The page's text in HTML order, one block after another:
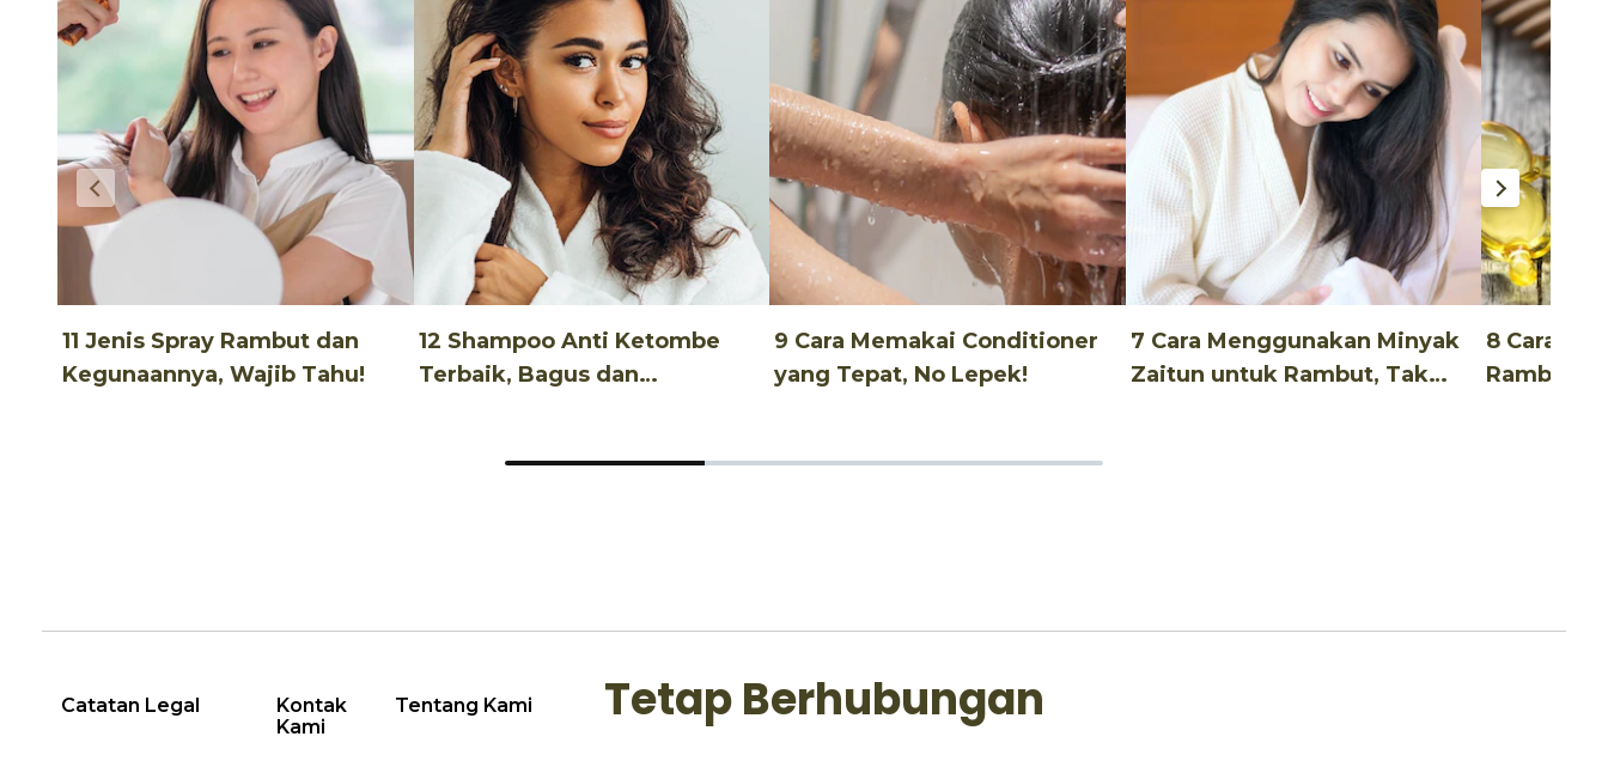
11 Jenis Spray Rambut dan
Kegunaannya, Wajib Tahu!
12 Shampoo Anti Ketombe
Terbaik, Bagus dan
9 Cara Memakai Conditioner
yang Tepat, No Lepek!
7 Cara Menggunakan Minyak
Zaitun untuk Rambut, Tak
8 Cara
Rambut
Catatan Legal
Kontak
Kami
Tentang Kami Tetap Berhubungan